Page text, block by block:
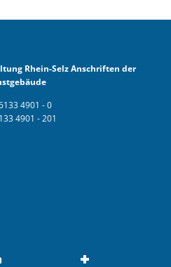
Rhein-Selz Anschriften der
4901 - 0
4901 - 201